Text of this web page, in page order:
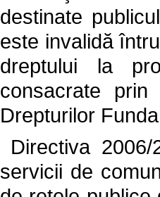
destinate
este invalidă
dreptului la
consacrate
Drepturilor
Directiva
servicii de